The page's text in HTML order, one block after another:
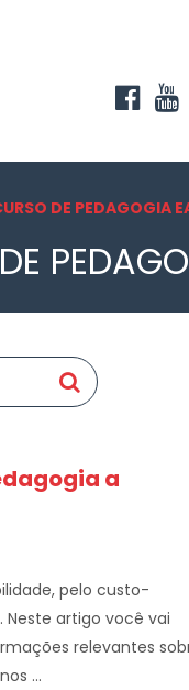
DE PEDAGOGIA
a
pelo custo-
artigo você vai
relevantes
...